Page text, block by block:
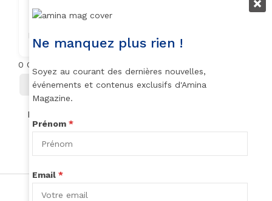
Location
0 Objets trouvés
Filter Trier Par
No listings found.
Ne manquez plus rien !
Soyez au courant des dernières nouvelles,
événements et contenus exclusifs d'Amina
Magazine.
Prénom *
Email *